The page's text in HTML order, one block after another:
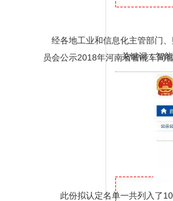
经各地工业和信息化主管部门
员会公示2018年河南省智能车间
此份拟认定名单一共列入了103
关键词：智